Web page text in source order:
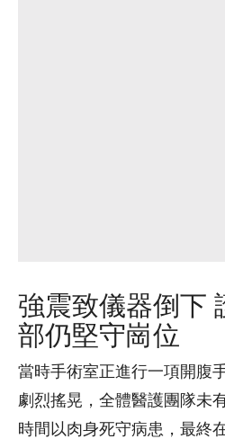
強震致儀器倒下
部仍堅守崗位
當時手術室正進行一項開腹
劇烈搖晃，全體醫護團隊未
時間以肉身死守病患，最終